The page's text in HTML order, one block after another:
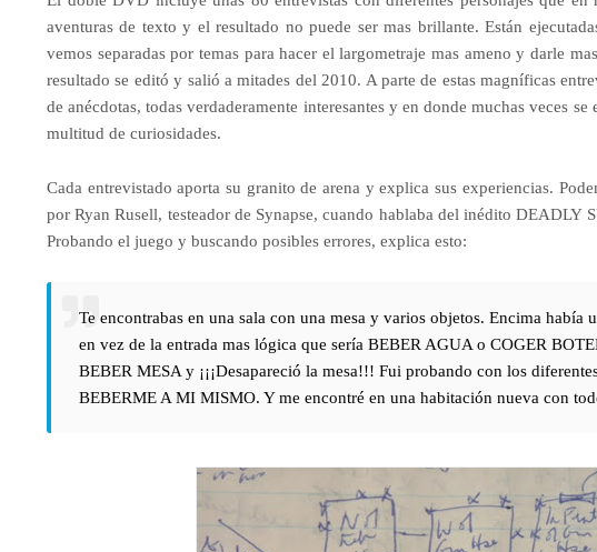
aventuras de texto y el resultado no puede ser mas brillante. Están
vemos separadas por temas para hacer el largometraje mas ameno y darle
resultado se editó y salió a mitades del 2010. A parte de estas magníficas
de anécdotas, todas verdaderamente interesantes y en donde muchas veces
multitud de curiosidades.
Cada entrevistado aporta su granito de arena y explica sus experiencias.
por Ryan Rusell, testeador de Synapse, cuando hablaba del inédito
Probando el juego y buscando posibles errores, explica esto:
Te encontrabas en una sala con una mesa y varios objetos. Encima
en vez de la entrada mas lógica que sería BEBER AGUA o COGER
BEBER MESA y ¡¡¡Desapareció la mesa!!! Fui probando con los
BEBERME A MI MISMO. Y me encontré en una habitación nueva con